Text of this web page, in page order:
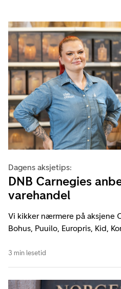
Dagens aksjetips:
DNB Carnegies
varehandel
Vi kikker nærmere på aksjene
Bohus, Puuilo, Europris, Kid,
3 min lesetid